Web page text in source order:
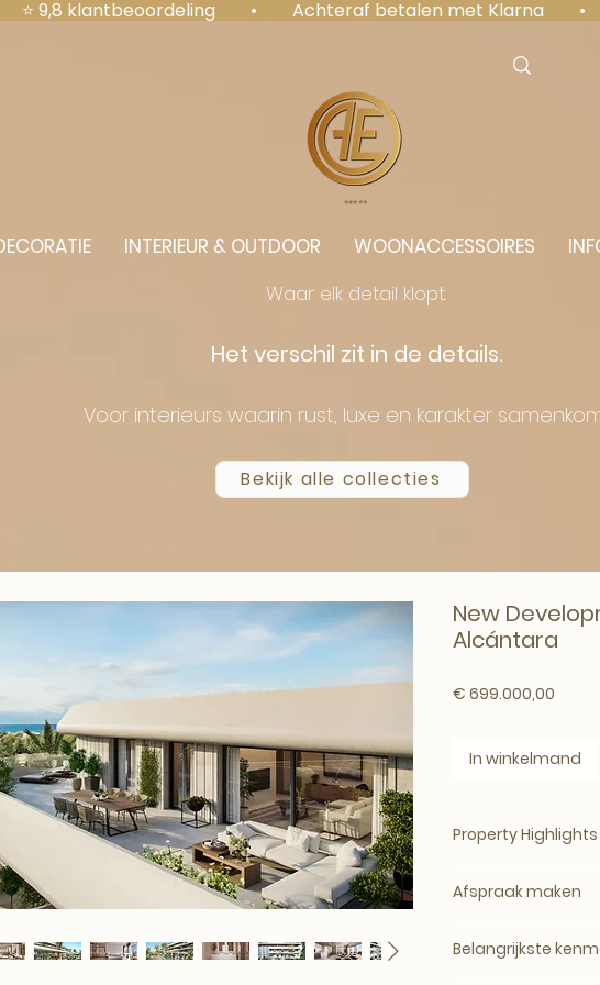
⭐ 9,8 klantbeoordeling  •  Achteraf betalen met Klarna  •
⭐️⭐️⭐️⭐️⭐️
INTERIEUR & OUTDOOR WOONACCESSOIRES
Waar elk detail klopt.
Het verschil zit in de details.
Voor interieurs waarin rust, luxe en karakter
Bekijk alle collecties
New
Alcántara
€ 699.000,00
In winkelmand
Property Highlights
Locatie:
supermarkten,
Afspraak maken
Ben je op zoek
Belangrijkste